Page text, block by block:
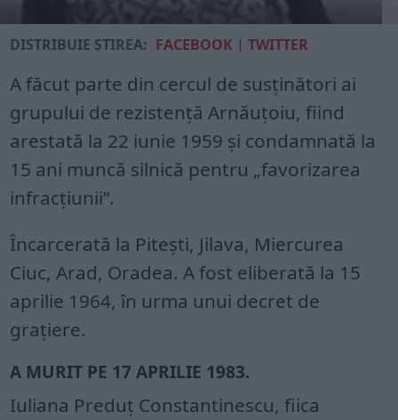
DISTRIBUIE ȘTIREA: FACEBOOK |TWITTER
A făcut parte din cercul de susținători ai
grupului de rezistență Arnăuțoiu, fiind
arestată la 22 iunie 1959 și condamnată la
15 ani muncă silnică pentru „favorizarea
infracțiunii”.
Încarcerată la Pitești, Jilava, Miercurea
Ciuc, Arad, Oradea. A fost eliberată la 15
aprilie 1964, în urma unui decret de
grațiere.
A MURIT PE 17 APRILIE 1983.
Iuliana Preduț Constantinescu, fiica